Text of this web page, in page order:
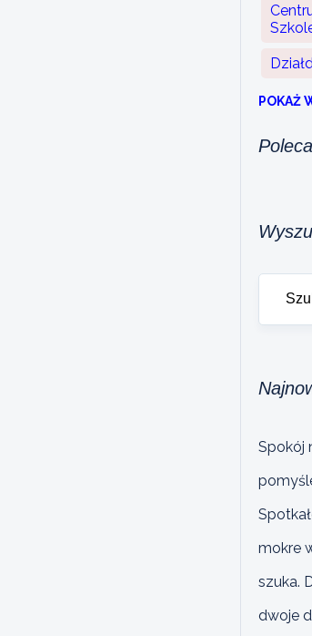
POKAŻ
Spokój
mokre
szuka.
dwoje